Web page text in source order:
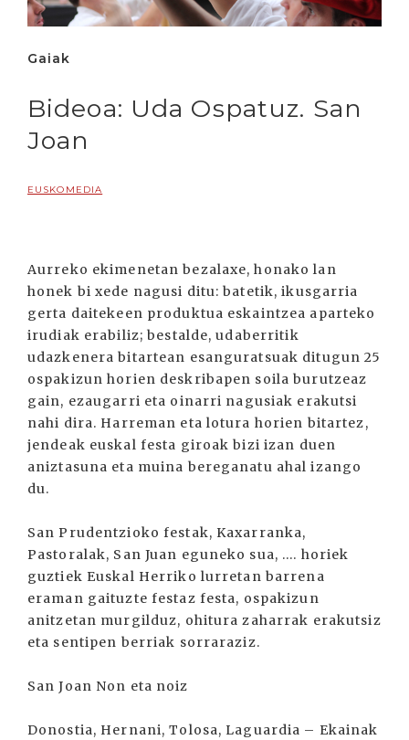
Gaiak
Bideoa: Uda Ospatuz. San
Joan
EUSKOMEDIA
Aurreko ekimenetan bezalaxe, honako lan
honek bi xede nagusi ditu: batetik, ikusgarria
gerta daitekeen produktua eskaintzea aparteko
irudiak erabiliz; bestalde, udaberritik
udazkenera bitartean esanguratsuak ditugun 25
ospakizun horien deskribapen soila burutzeaz
gain, ezaugarri eta oinarri nagusiak erakutsi
nahi dira. Harreman eta lotura horien bitartez,
jendeak euskal festa giroak bizi izan duen
aniztasuna eta muina bereganatu ahal izango
du.
San Prudentzioko festak, Kaxarranka,
Pastoralak, San Juan eguneko sua, .... horiek
guztiek Euskal Herriko lurretan barrena
eraman gaituzte festaz festa, ospakizun
anitzetan murgilduz, ohitura zaharrak erakutsiz
eta sentipen berriak sorraraziz.
San Joan Non eta noiz
Donostia, Hernani, Tolosa, Laguardia – Ekainak